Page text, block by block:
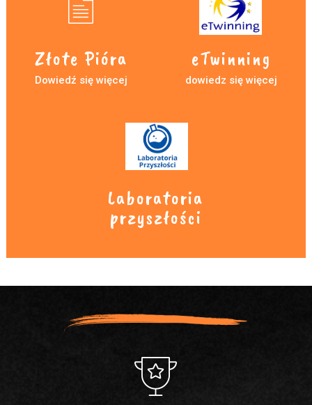
Złote Pióra
Dowiedź się więcej
eTwinning
dowiedz się więcej
Laboratoria
przyszłości